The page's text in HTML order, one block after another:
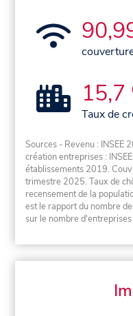
15,7
Taux de
Sources - Revenu : INSEE
création entreprises :
établissements 2019.
trimestre 2025. Taux de
recensement de la
est le rapport du nombre
sur le nombre